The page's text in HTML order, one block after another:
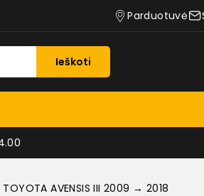
Parduotuvė
Ieškoti
AVENSIS III 2009 → 2018